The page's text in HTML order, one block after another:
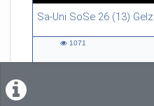
Sa-Uni SoSe 26 (13) Gelz
55:13 duration
1071